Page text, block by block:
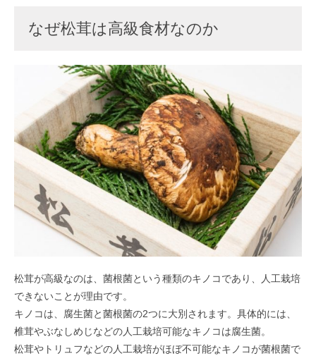
なぜ松茸は高級食材なのか
松茸が高級なのは、菌根菌という種類のキノコであり、人工栽培
できないことが理由です。
キノコは、腐生菌と菌根菌の2つに大別されます。具体的には、
椎茸やぶなしめじなどの人工栽培可能なキノコは腐生菌。
松茸やトリュフなどの人工栽培がほぼ不可能なキノコが菌根菌で